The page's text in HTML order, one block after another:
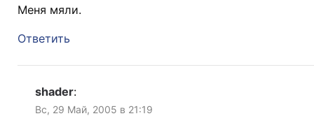
Меня мяли.
Ответить
shader:
Вс, 29 Май, 2005 в 21:19